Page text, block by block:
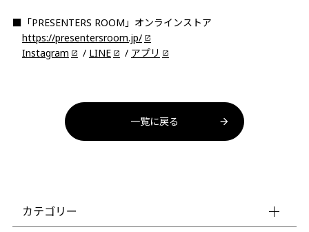
■「PRESENTERS ROOM」オンラインストア
https://presentersroom.jp/
Instagram
/ LINE / アプリ
一覧に戻る
カテゴリー